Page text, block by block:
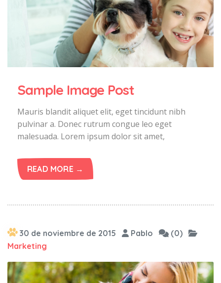
Sample Image Post
Mauris blandit aliquet elit, eget tincidunt nibh
pulvinar a. Donec rutrum congue leo eget
malesuada. Lorem ipsum dolor sit amet,
READ MORE →
30 de noviembre de 2015 Pablo
(0)
Marketing